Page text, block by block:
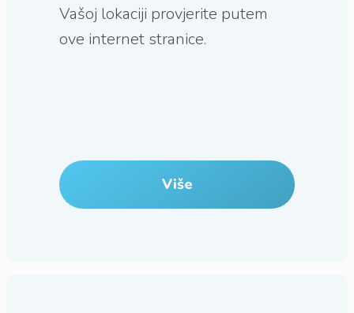
Vašoj lokaciji provjerite putem
ove internet stranice.
Više